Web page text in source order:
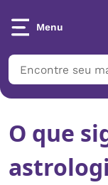
Menu
O que